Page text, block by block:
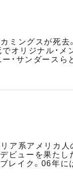
ミングスが死
オリジナル・
・サンダース
ア系アメリカ
ビューを果た
レイク。06年